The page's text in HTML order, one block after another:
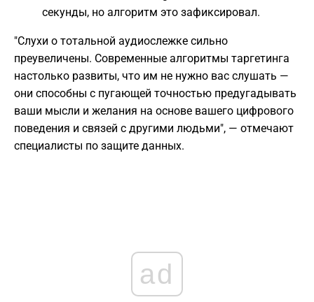
секунды, но алгоритм это зафиксировал.
"Слухи о тотальной аудиослежке сильно
преувеличены. Современные алгоритмы таргетинга
настолько развиты, что им не нужно вас слушать —
они способны с пугающей точностью предугадывать
ваши мысли и желания на основе вашего цифрового
поведения и связей с другими людьми", — отмечают
специалисты по защите данных.
ad